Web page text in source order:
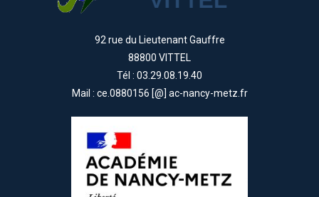
92 rue du Lieutenant Gauffre
88800 VITTEL
Tél : 03.29.08.19.40
Mail : ce.0880156 [@] ac-nancy-metz.fr